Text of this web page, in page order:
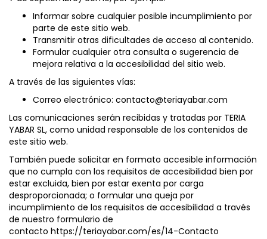
Informar sobre cualquier posible incumplimiento por
parte de este sitio web.
Transmitir otras dificultades de acceso al contenido.
Formular cualquier otra consulta o sugerencia de
mejora relativa a la accesibilidad del sitio web.
A través de las siguientes vías:
Correo electrónico: contacto@teriayabar.com
Las comunicaciones serán recibidas y tratadas por TERIA
YABAR SL, como unidad responsable de los contenidos de
este sitio web.
También puede solicitar en formato accesible información
que no cumpla con los requisitos de accesibilidad bien por
estar excluida, bien por estar exenta por carga
desproporcionada; o formular una queja por
incumplimiento de los requisitos de accesibilidad a través
de nuestro formulario de
contacto https://teriayabar.com/es/14-Contacto